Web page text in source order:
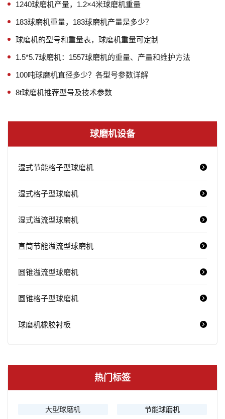
1240球磨机产量，1.2×4米球磨机重量
183球磨机重量，183球磨机产量是多少？
球磨机的型号和重量表，球磨机重量可定制
1.5*5.7球磨机：1557球磨机的重量、产量和维护方法
100吨球磨机直径多少？各型号参数详解
8t球磨机推荐型号及技术参数
球磨机设备
湿式节能格子型球磨机
湿式格子型球磨机
湿式溢流型球磨机
直筒节能溢流型球磨机
圆锥溢流型球磨机
圆锥格子型球磨机
球磨机橡胶衬板
热门标签
大型球磨机
节能球磨机